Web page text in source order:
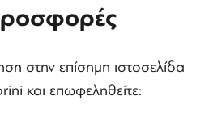
στην επίσημη ιστοσελίδα
και επωφεληθείτε: